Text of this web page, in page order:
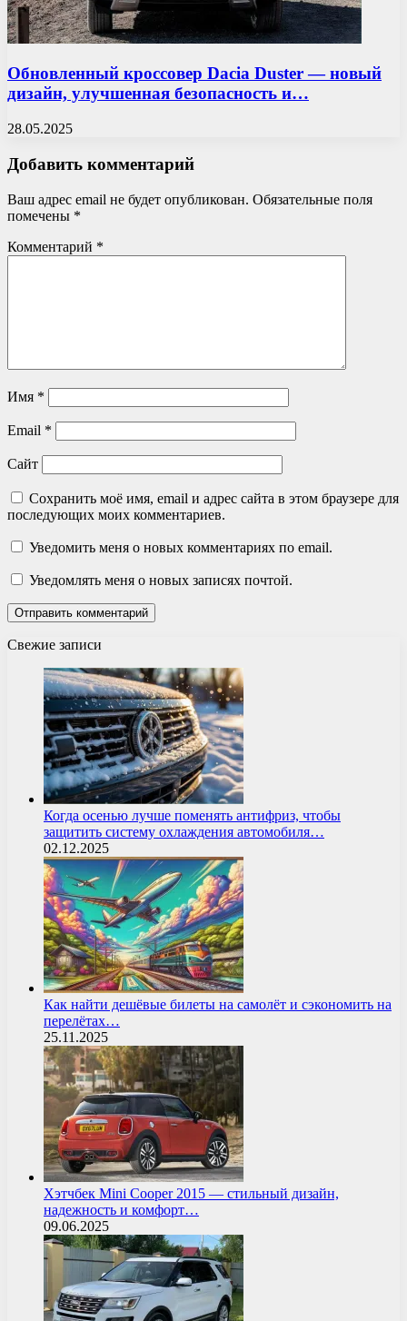
Обновленный кроссовер Dacia Duster — новый
дизайн, улучшенная безопасность и…
28.05.2025
Добавить комментарий
Ваш адрес email не будет опубликован. Обязательные поля
помечены *
Комментарий *
Имя *
Email *
Сайт
Сохранить моё имя, email и адрес сайта в этом браузере для
последующих моих комментариев.
Уведомить меня о новых комментариях по email.
Уведомлять меня о новых записях почтой.
Свежие записи
Когда осенью лучше поменять антифриз, чтобы
защитить систему охлаждения автомобиля…
02.12.2025
Как найти дешёвые билеты на самолёт и сэкономить на
перелётах…
25.11.2025
Хэтчбек Mini Cooper 2015 — стильный дизайн,
надежность и комфорт…
09.06.2025